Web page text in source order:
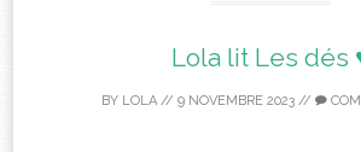
Lola lit Les dés
BY LOLA // 9 NOVEMBRE 2023 //